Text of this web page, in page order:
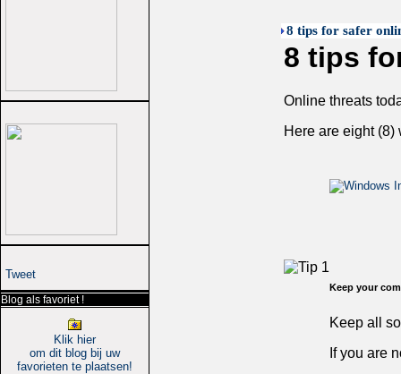
Tweet
Blog als favoriet !
Klik hier
om dit blog bij uw
favorieten te plaatsen!
8 tips for safer
8 tips
Online threats
Here are eight
Keep your
Keep all
If you are